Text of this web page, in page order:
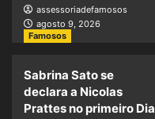
assessoriadefamosos
agosto 9, 2026
Famosos
Sabrina Sato se
declara a Nicolas
Prattes no primeiro Dia